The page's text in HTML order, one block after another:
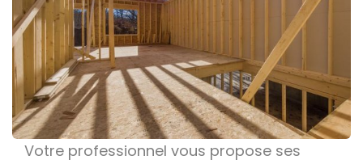
Votre professionnel vous propose ses